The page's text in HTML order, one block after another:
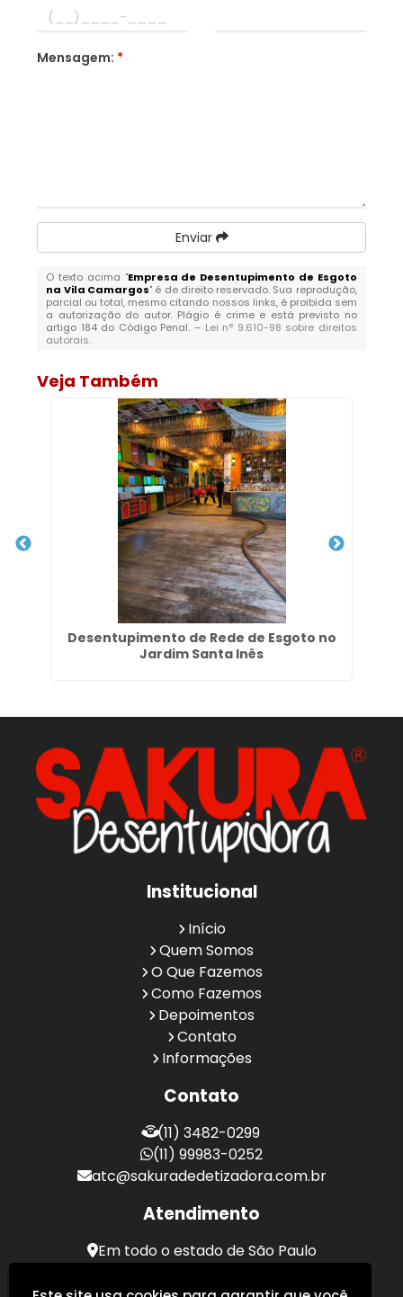
Mensagem: *
Enviar
O texto acima "Empresa de Desentupimento de Esgoto
na Vila Camargos" é de direito reservado. Sua reprodução,
parcial ou total, mesmo citando nossos links, é proibida sem
a autorização do autor. Plágio é crime e está previsto no
artigo 184 do Código Penal. – Lei n° 9.610-98 sobre direitos
autorais.
Veja Também
Desentupimento de Rede de Esgoto no
Jardim Santa Inês
Institucional
Início
Quem Somos
O Que Fazemos
Como Fazemos
Depoimentos
Contato
Informações
Contato
(11) 3482-0299
(11) 99983-0252
atc@sakuradedetizadora.com.br
Atendimento
Em todo o estado de São Paulo